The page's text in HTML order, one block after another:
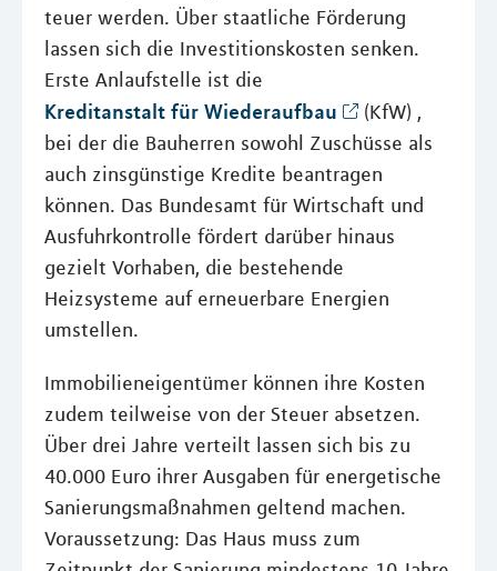
teuer werden. Über staatliche Förderung
lassen sich die Investitionskosten senken.
Erste Anlaufstelle ist die
Kreditanstalt für Wiederaufbau
(KfW) ,
bei der die Bauherren sowohl Zuschüsse als
auch zinsgünstige Kredite beantragen
können. Das Bundesamt für Wirtschaft und
Ausfuhrkontrolle fördert darüber hinaus
gezielt Vorhaben, die bestehende
Heizsysteme auf erneuerbare Energien
umstellen.
Immobilieneigentümer können ihre Kosten
zudem teilweise von der Steuer absetzen.
Über drei Jahre verteilt lassen sich bis zu
40.000 Euro ihrer Ausgaben für energetische
Sanierungsmaßnahmen geltend machen.
Voraussetzung: Das Haus muss zum